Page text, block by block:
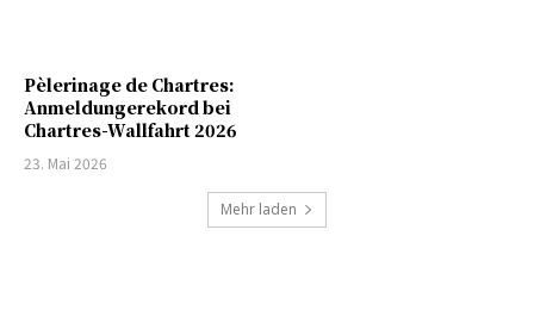
Pèlerinage de Chartres:
Anmeldungerekord bei
Chartres-Wallfahrt 2026
23. Mai 2026
Mehr laden